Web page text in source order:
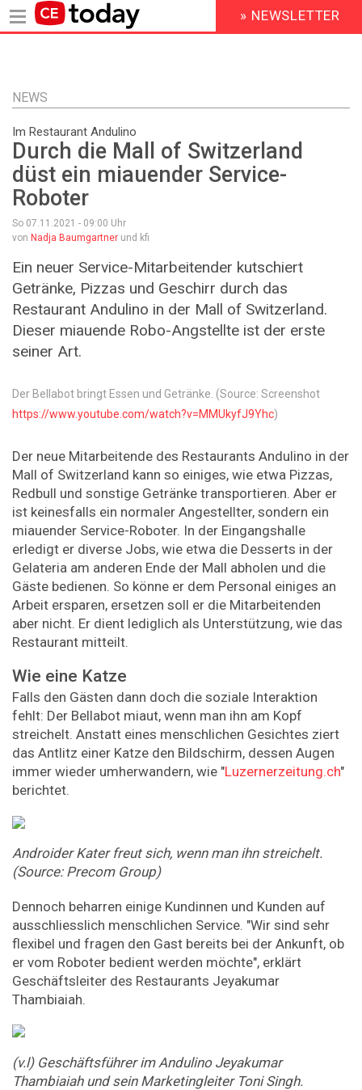
Inhalt
HEADER
MENU
» NEWSLETTER
NEWS
Im Restaurant Andulino
Durch die Mall of Switzerland
düst ein miauender Service-
Roboter
So 07.11.2021 - 09:00 Uhr
von Nadja Baumgartner und kfi
Ein neuer Service-Mitarbeitender kutschiert
Getränke, Pizzas und Geschirr durch das
Restaurant Andulino in der Mall of Switzerland.
Dieser miauende Robo-Angstellte ist der erste
seiner Art.
Der Bellabot bringt Essen und Getränke. (Source: Screenshot
https://www.youtube.com/watch?v=MMUkyfJ9Yhc)
Der neue Mitarbeitende des Restaurants Andulino in der
Mall of Switzerland kann so einiges, wie etwa Pizzas,
Redbull und sonstige Getränke transportieren. Aber er
ist keinesfalls ein normaler Angestellter, sondern ein
miauender Service-Roboter. In der Eingangshalle
erledigt er diverse Jobs, wie etwa die Desserts in der
Gelateria am anderen Ende der Mall abholen und die
Gäste bedienen. So könne er dem Personal einiges an
Arbeit ersparen, ersetzen soll er die Mitarbeitenden
aber nicht. Er dient lediglich als Unterstützung, wie das
Restaurant mitteilt.
Wie eine Katze
Falls den Gästen dann doch die soziale Interaktion
fehlt: Der Bellabot miaut, wenn man ihn am Kopf
streichelt. Anstatt eines menschlichen Gesichtes ziert
das Antlitz einer Katze den Bildschirm, dessen Augen
immer wieder umherwandern, wie "Luzernerzeitung.ch"
berichtet.
Androider Kater freut sich, wenn man ihn streichelt.
(Source: Precom Group)
Dennoch beharren einige Kundinnen und Kunden auf
ausschliesslich menschlichen Service. "Wir sind sehr
flexibel und fragen den Gast bereits bei der Ankunft, ob
er vom Roboter bedient werden möchte", erklärt
Geschäftsleiter des Restaurants Jeyakumar
Thambiaiah.
(v.l) Geschäftsführer im Andulino Jeyakumar
Thambiaiah und sein Marketingleiter Toni Singh.